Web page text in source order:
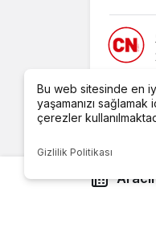
Bu web sitesinde en
yaşamanızı sağlamak
çerezler
Gizlilik Politikası